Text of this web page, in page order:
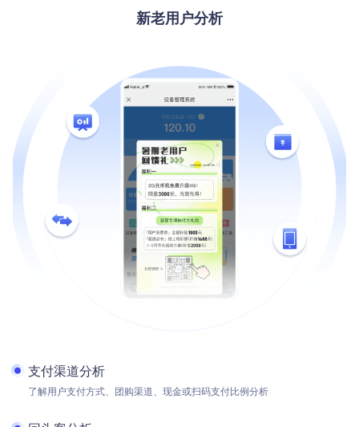
新老用户分析
支付渠道分析
了解用户支付方式、团购渠道、现金或扫码支付比例分析